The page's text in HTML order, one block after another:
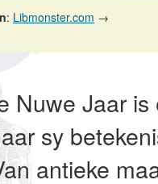
: Libmonster.com →
Nuwe Jaar
sy
antieke